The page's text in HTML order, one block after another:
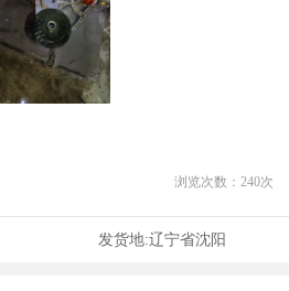
浏览次数： 240次
发货地:辽宁省沈阳